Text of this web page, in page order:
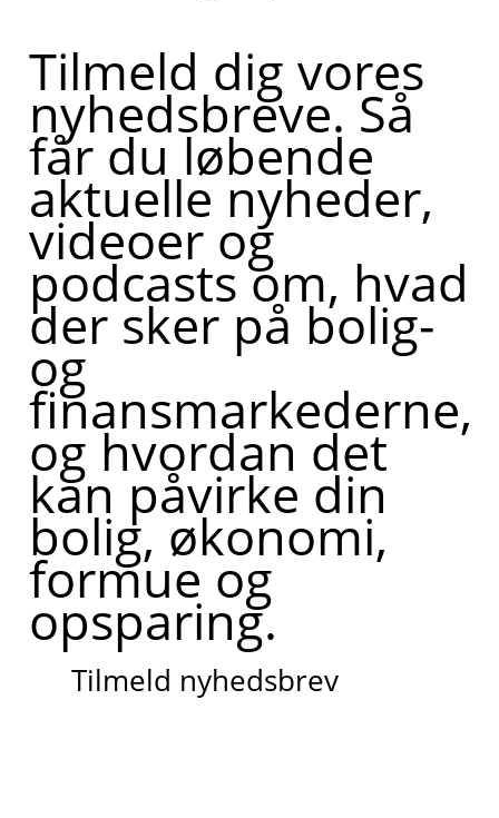
Tilmeld dig vores
nyhedsbreve. Så
får du løbende
aktuelle nyheder,
videoer og
podcasts om, hvad
der sker på bolig-
og
finansmarkederne,
og hvordan det
kan påvirke din
bolig, økonomi,
formue og
opsparing.
Tilmeld nyhedsbrev